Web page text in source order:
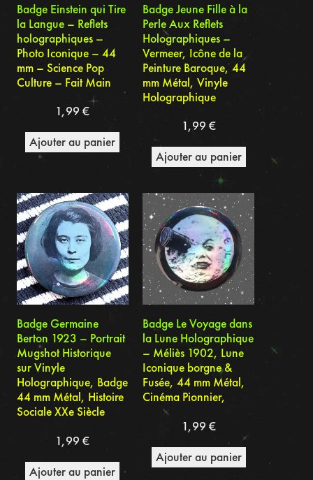
Badge Einstein qui Tire
la Langue – Reflets
holographiques –
Photo Iconique – 44
mm – Science Pop
Culture – Fait Main
1,99€
Ajouter au panier
Badge Jeune Fille à la
Perle Aux Reflets
Holographiques –
Vermeer, Icône de la
Peinture Baroque, 44
mm Métal, Vinyle
Holographique
1,99 €
Ajouter au panier
Badge Germaine
Berton 1923 – Portrait
Mugshot Historique
sur Vinyle
Holographique, Badge
44 mm Métal, Histoire
Sociale XXe Siècle
1,99€
Ajouter au panier
Badge Le Voyage dans
la Lune Holographique
– Méliès 1902, Lune
Iconique borgne &
Fusée, 44 mm Métal,
Cinéma Pionnier,
1,99 €
Ajouter au panier